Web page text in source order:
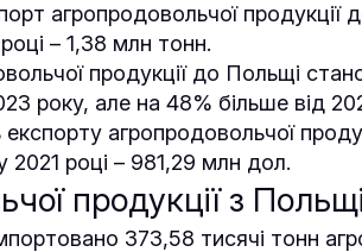
агропродовольчої продукції
– 1,38 млн тонн.
продукції до Польщі
року, але на 48% більше від
експорту агропродовольчої
2021 році – 981,29 млн дол.
продукції з Польщі
373,58 тисячі тонн